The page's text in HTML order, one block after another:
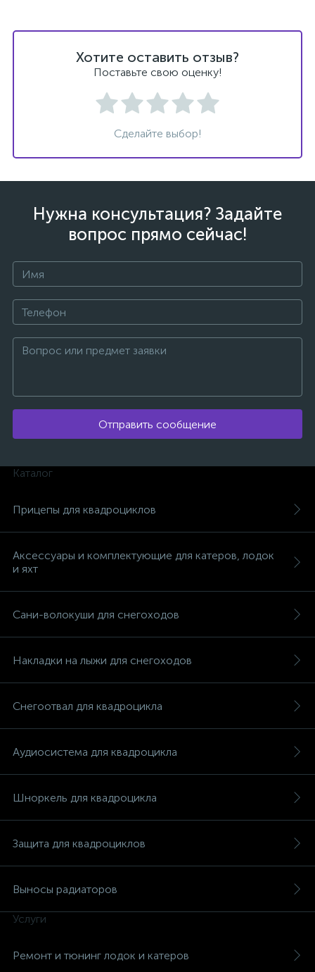
Хотите оставить отзыв?
Поставьте свою оценку!
Сделайте выбор!
Нужна консультация? Задайте
вопрос прямо сейчас!
Отправить сообщение
Каталог
Прицепы для квадроциклов
Аксессуары и комплектующие для катеров, лодок
и яхт
Сани-волокуши для снегоходов
Накладки на лыжи для снегоходов
Снегоотвал для квадроцикла
Аудиосистема для квадроцикла
Шноркель для квадроцикла
Защита для квадроциклов
Выносы радиаторов
Услуги
Ремонт и тюнинг лодок и катеров